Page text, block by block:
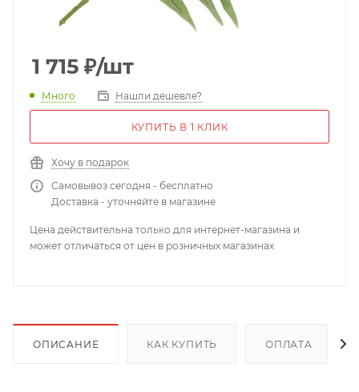
1 715 ₽/шт
Много Нашли дешевле?
КУПИТЬ В 1 КЛИК
Хочу в подарок
Самовывоз сегодня - бесплатно
Доставка - уточняйте в магазине
Цена действительна только для интернет-магазина и
может отличаться от цен в розничных магазинах
ОПИСАНИЕ КАК КУПИТЬ ОПЛАТА